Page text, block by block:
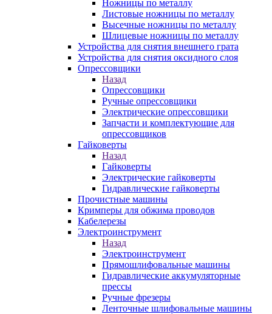
Ножницы по металлу
Листовые ножницы по металлу
Высечные ножницы по металлу
Шлицевые ножницы по металлу
Устройства для снятия внешнего грата
Устройства для снятия оксидного слоя
Опрессовщики
Назад
Опрессовщики
Ручные опрессовщики
Электрические опрессовщики
Запчасти и комплектующие для
опрессовщиков
Гайковерты
Назад
Гайковерты
Электрические гайковерты
Гидравлические гайковерты
Прочистные машины
Кримперы для обжима проводов
Кабелерезы
Электроинструмент
Назад
Электроинструмент
Прямошлифовальные машины
Гидравлические аккумуляторные
прессы
Ручные фрезеры
Ленточные шлифовальные машины